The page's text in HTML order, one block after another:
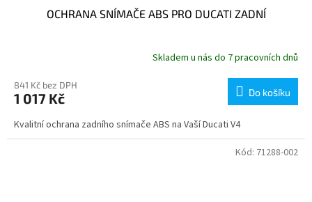
OCHRANA SNÍMAČE ABS PRO DUCATI ZADNÍ
Skladem u nás do 7 pracovních dnů
841 Kč bez DPH
1 017 Kč Do košíku
Kvalitní ochrana zadního snímače ABS na Vaší Ducati V4
Kód: 71288-002